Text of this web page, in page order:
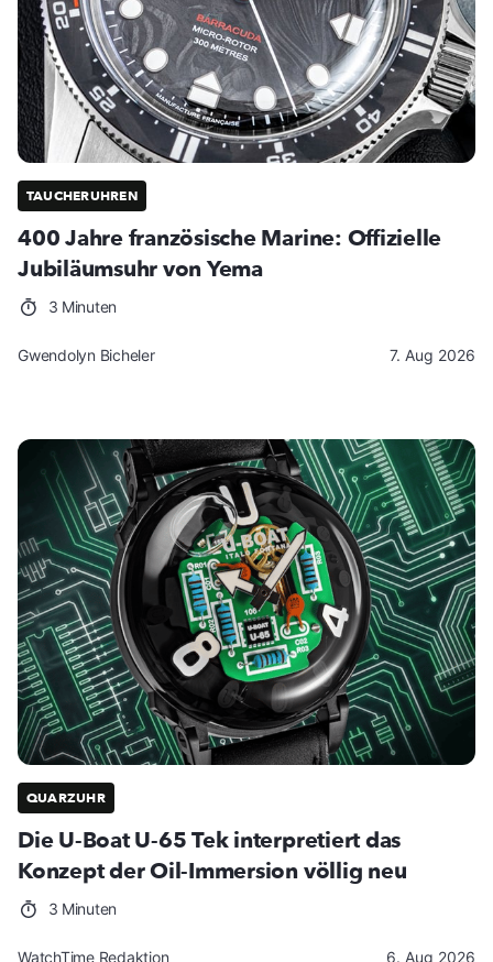
TAUCHERUHREN
400 Jahre französische Marine: Offizielle
Jubiläumsuhr von Yema
3 Minuten
Gwendolyn Bicheler 7. Aug 2026
QUARZUHR
Die U-Boat U-65 Tek interpretiert das
Konzept der Oil-Immersion völlig neu
3 Minuten
WatchTime Redaktion 6. Aug 2026